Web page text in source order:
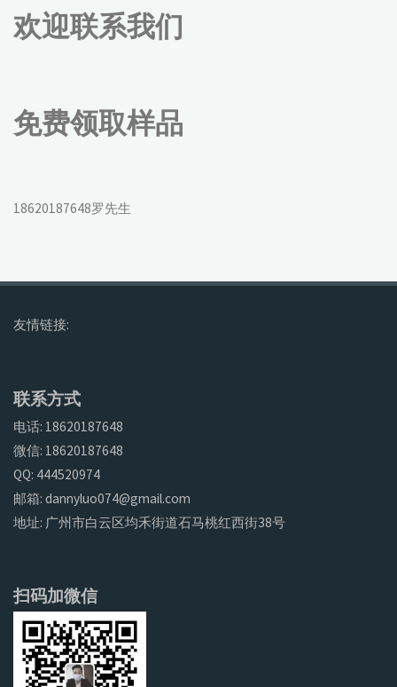
欢迎联系我们
免费领取样品
18620187648罗先生
友情链接:
联系方式
电话: 18620187648
微信: 18620187648
QQ: 444520974
邮箱: dannyluo074@gmail.com
地址: 广州市白云区均禾街道石马桃红西街38号
扫码加微信